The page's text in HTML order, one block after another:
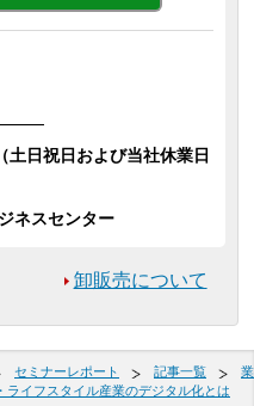
土日祝日および当社休業日
ネスセンター
卸販売について
セミナーレポート 記事一覧
業
イフスタイル産業のデジタル化とは